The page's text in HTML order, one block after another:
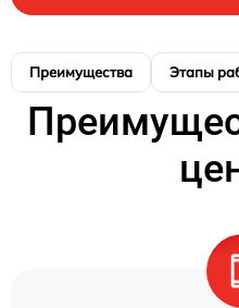
Преимущества Этапы